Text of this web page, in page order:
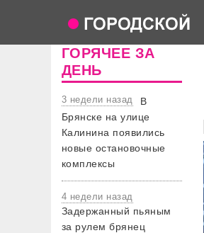
ГОРЯЧЕЕ ЗА
ДЕНЬ
3 недели назад
В
Брянске на улице
Калинина появились
новые остановочные
комплексы
4 недели назад
Задержанный пьяным
за рулем брянец